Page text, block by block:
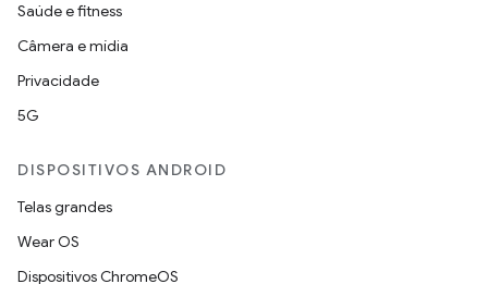
Saúde e fitness
Câmera e mídia
Privacidade
5G
DISPOSITIVOS ANDROID
Telas grandes
Wear OS
Dispositivos ChromeOS